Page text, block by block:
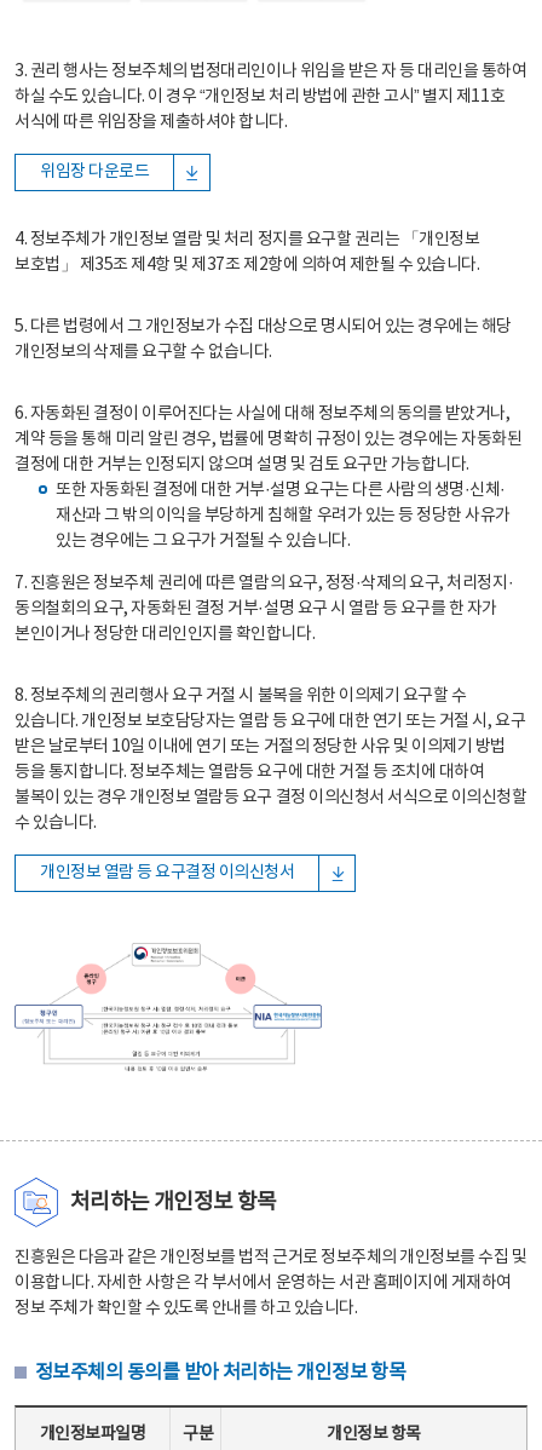
3. 권리 행사는 정보주체의 법정대리인이나 위임을 받은 자 등 대리인을 통하여
하실 수도 있습니다. 이 경우 “개인정보 처리 방법에 관한 고시” 별지 제11호
서식에 따른 위임장을 제출하셔야 합니다.
위임장 다운로드
4. 정보주체가 개인정보 열람 및 처리 정지를 요구할 권리는 「개인정보
보호법」 제35조 제4항 및 제37조 제2항에 의하여 제한될 수 있습니다.
5. 다른 법령에서 그 개인정보가 수집 대상으로 명시되어 있는 경우에는 해당
개인정보의 삭제를 요구할 수 없습니다.
6. 자동화된 결정이 이루어진다는 사실에 대해 정보주체의 동의를 받았거나,
계약 등을 통해 미리 알린 경우, 법률에 명확히 규정이 있는 경우에는 자동화된
결정에 대한 거부는 인정되지 않으며 설명 및 검토 요구만 가능합니다.
또한 자동화된 결정에 대한 거부·설명 요구는 다른 사람의 생명·신체·
재산과 그 밖의 이익을 부당하게 침해할 우려가 있는 등 정당한 사유가
있는 경우에는 그 요구가 거절될 수 있습니다.
7. 진흥원은 정보주체 권리에 따른 열람의 요구, 정정·삭제의 요구, 처리정지·
동의철회의 요구, 자동화된 결정 거부·설명 요구 시 열람 등 요구를 한 자가
본인이거나 정당한 대리인인지를 확인합니다.
8. 정보주체의 권리행사 요구 거절 시 불복을 위한 이의제기 요구할 수
있습니다. 개인정보 보호담당자는 열람 등 요구에 대한 연기 또는 거절 시, 요구
받은 날로부터 10일 이내에 연기 또는 거절의 정당한 사유 및 이의제기 방법
등을 통지합니다. 정보주체는 열람등 요구에 대한 거절 등 조치에 대하여
불복이 있는 경우 개인정보 열람등 요구 결정 이의신청서 서식으로 이의신청할
수 있습니다.
개인정보 열람 등 요구결정 이의신청서
처리하는 개인정보 항목
진흥원은 다음과 같은 개인정보를 법적 근거로 정보주체의 개인정보를 수집 및
이용합니다. 자세한 사항은 각 부서에서 운영하는 서관 홈페이지에 게재하여
정보 주체가 확인할 수 있도록 안내를 하고 있습니다.
정보주체의 동의를 받아 처리하는 개인정보 항목
개인정보파일명 구분 개인정보 항목